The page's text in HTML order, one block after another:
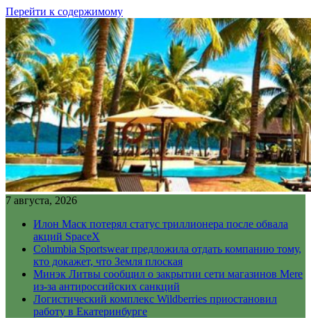
Перейти к содержимому
7 августа, 2026
Илон Маск потерял статус триллионера после обвала
акций SpaceX
Columbia Sportswear предложила отдать компанию тому,
кто докажет, что Земля плоская
Минэк Литвы сообщил о закрытии сети магазинов Mere
из-за антироссийских санкций
Логистический комплекс Wildberries приостановил
работу в Екатеринбурге